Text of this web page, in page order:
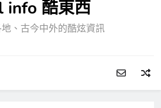
info 酷東西
、古今中外的酷炫資訊